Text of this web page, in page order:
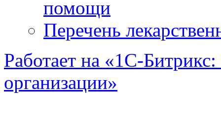
помощи
Перечень
Работает на «1С-
организации»